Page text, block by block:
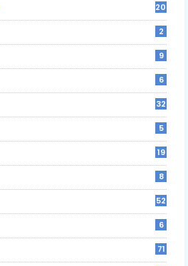
203
2
9
6
32
5
19
8
52
6
71